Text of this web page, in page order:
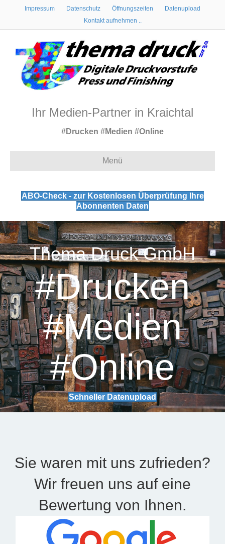
Impressum Datenschutz Öffnungszeiten
Datenupload
Kontakt aufnehmen ..
Ihr Medien-Partner in Kraichtal
#Drucken #Medien #Online
Menü
ABO-Check - zur Kostenlosen Überprüfung Ihre
Abonnenten Daten
Thema Druck GmbH
#Drucken
#Medien
#Online
Schneller Datenupload
Sie waren mit uns zufrieden?
Wir freuen uns auf eine
Bewertung von Ihnen.